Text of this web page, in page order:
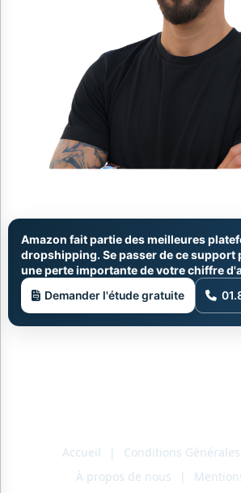
Amazon fait partie des meilleures
dropshipping. Se passer de ce support
une perte importante de votre chiffre
Demander l'étude gratuite
Accueil | Conditions
À propos de nous
|